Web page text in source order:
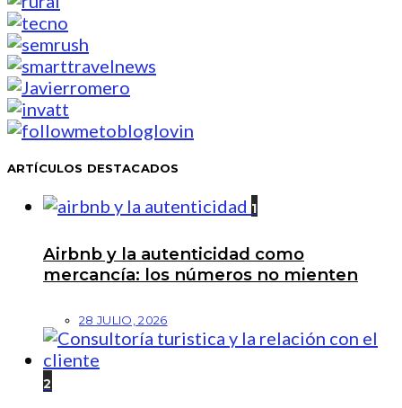
ARTÍCULOS DESTACADOS
1
Airbnb y la autenticidad como
mercancía: los números no mienten
28 JULIO, 2026
2